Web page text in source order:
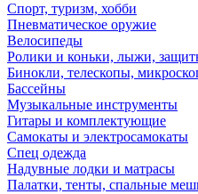
Спорт, туризм, хобби
Пневматическое оружие
Велосипеды
Ролики и коньки, лыжи,
Бинокли, телескопы,
Бассейны
Музыкальные инструменты
Гитары и комплектующие
Самокаты и электросамокаты
Спец одежда
Надувные лодки и матрасы
Палатки, тенты, спальные